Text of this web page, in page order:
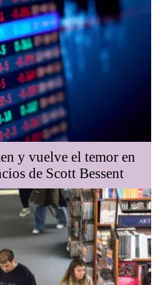
y vuelve el temor en
de Scott Bessent